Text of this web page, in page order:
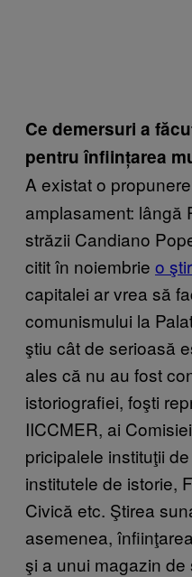
Ce demersuri a
pentru înființarea
A existat o
amplasament: lângă
străzii Candiano
citit în noiembrie o
capitalei ar vrea să
comunismului la
ştiu cât de serioasă
ales că nu au fost
istoriografiei, foşti
IICCMER, ai
pricipalele instituţii
institutele de istorie,
Civică etc. Ştirea
asemenea,
şi a unui magazin